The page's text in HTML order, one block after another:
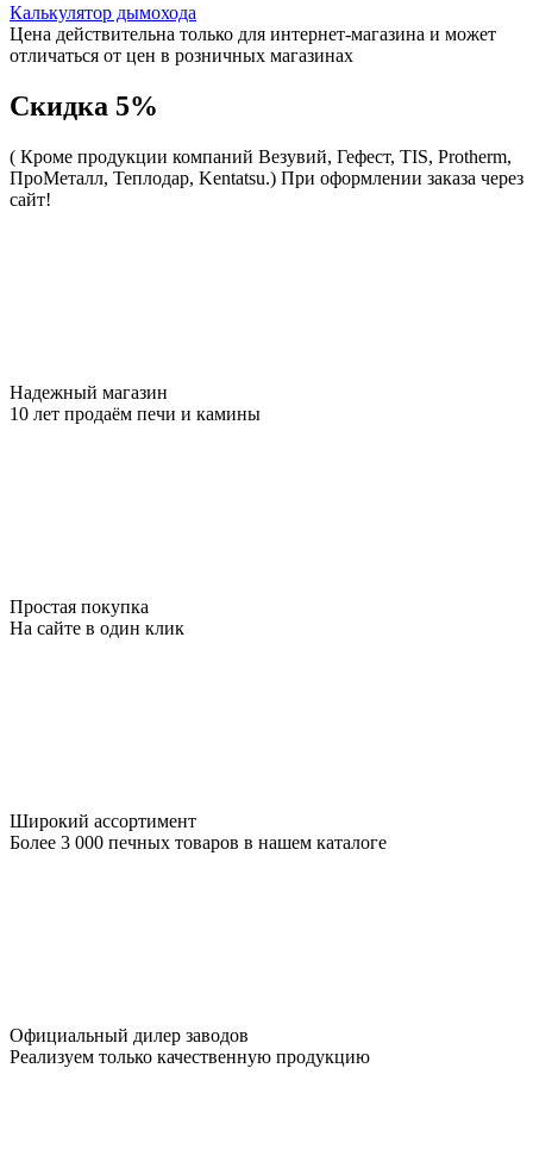
Калькулятор дымохода
Цена действительна только для интернет-магазина и может
отличаться от цен в розничных магазинах
Скидка 5%
( Кроме продукции компаний Везувий, Гефест, TIS, Protherm,
ПроМеталл, Теплодар, Kentatsu.) При оформлении заказа через
сайт!
Надежный магазин
10 лет продаём печи и камины
Простая покупка
На сайте в один клик
Широкий ассортимент
Более 3 000 печных товаров в нашем каталоге
Официальный дилер заводов
Реализуем только качественную продукцию